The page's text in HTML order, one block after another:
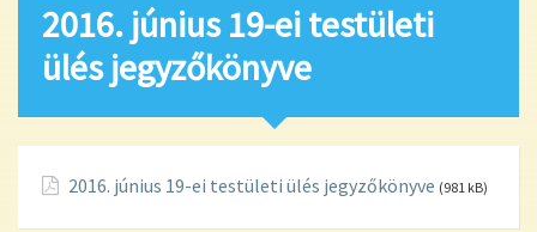
2016. június 19-ei testületi
ülés jegyzőkönyve
2016. június 19-ei testületi ülés jegyzőkönyve (981 kB)